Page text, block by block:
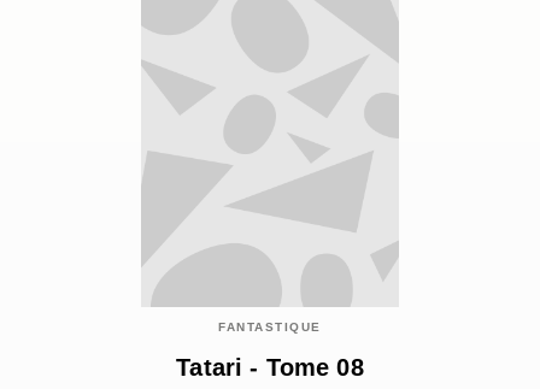
FANTASTIQUE
Tatari - Tome 08